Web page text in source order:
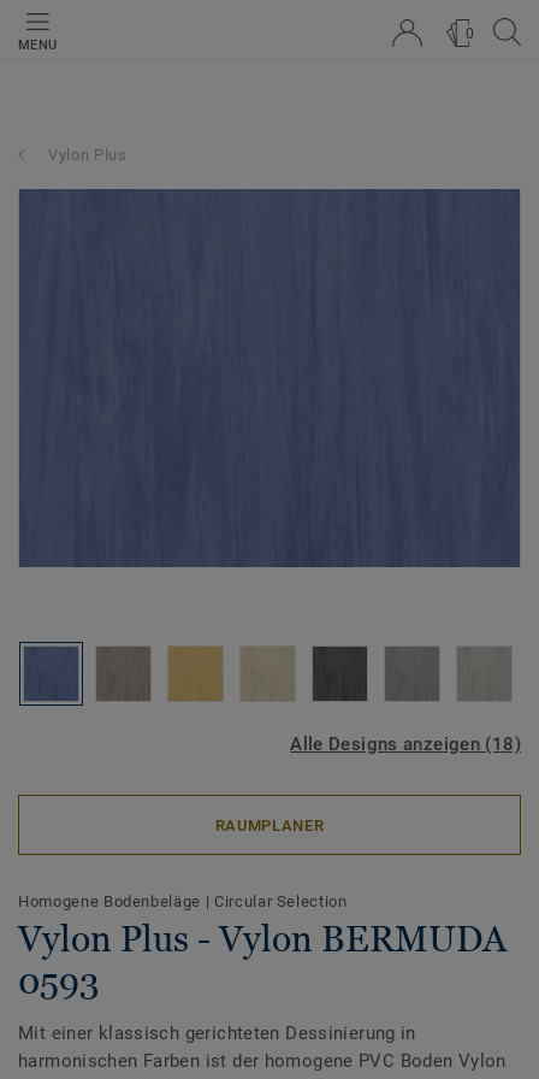
MENU
0
Vylon Plus
Alle Designs anzeigen (18)
RAUMPLANER
Homogene Bodenbeläge | Circular Selection
Vylon Plus - Vylon BERMUDA
0593
Mit einer klassisch gerichteten Dessinierung in
harmonischen Farben ist der homogene PVC Boden Vylon